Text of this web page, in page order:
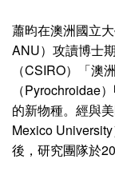
蕭昀在澳洲國立
ANU）攻讀博士
（CSIRO）「澳
（Pyrochroidae
的新物種。經與
Mexico
後，研究團隊於